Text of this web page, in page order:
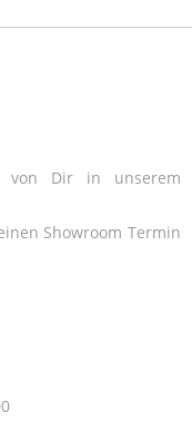
von Dir in unserem
Showroom Termin